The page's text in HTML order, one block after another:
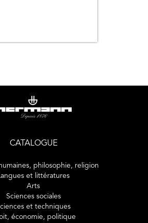
CATALOGUE
philosophie, religion
et littératures
Arts
Sciences sociales
et techniques
économie, politique